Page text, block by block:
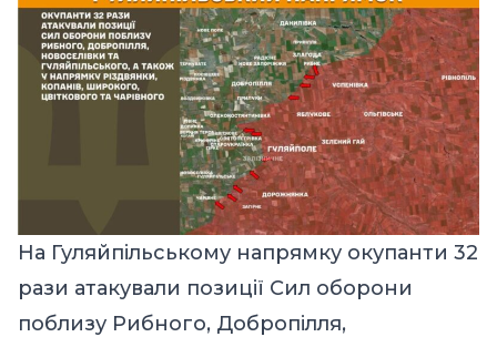
На Гуляйпільському напрямку окупанти 32
рази атакували позиції Сил оборони
поблизу Рибного, Добропілля,